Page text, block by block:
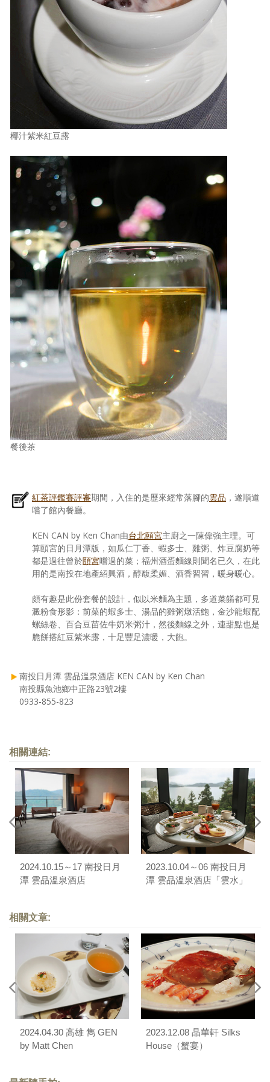
椰汁紫米紅豆露
餐後茶
紅茶評鑑賽評審期間，入住的是歷來經常落腳的雲品 ，遂順道
嚐了館內餐廳。
KEN CAN by Ken Chan由台北頤宮主廚之一陳偉強主理。可
算頤宮的日月潭版，如瓜仁丁香、蝦多士、雞粥、炸豆腐奶等
都是過往曾於頤宮嚐過的菜；福州酒蛋麵線則聞名已久，在此
用的是南投在地產紹興酒，醇馥柔媚、酒香習習，暖身暖心。
頗有趣是此份套餐的設計，似以米麵為主題，多道菜餚都可見
澱粉食形影：前菜的蝦多士、湯品的雞粥燉活鮑，金沙龍蝦配
螺絲卷、百合豆苗佐牛奶米粥汁，然後麵線之外，連甜點也是
脆餅搭紅豆紫米露，十足豐足濃暖，大飽。
南投日月潭 雲品溫泉酒店 KEN CAN by Ken Chan
南投縣魚池鄉中正路23號2樓
0933-855-823
相關連結:
2024.10.15～17 南投日月
潭 雲品溫泉酒店
2023.10.04～06 南投日月
潭 雲品溫泉酒店「雲水」
相關文章:
2024.04.30 高雄 雋 GEN
by Matt Chen
2023.12.08 晶華軒 Silks
House（蟹宴）